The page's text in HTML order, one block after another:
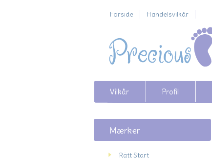
Forside Handelsvilkår
Vilkår Profil
Mærker
Rätt Start